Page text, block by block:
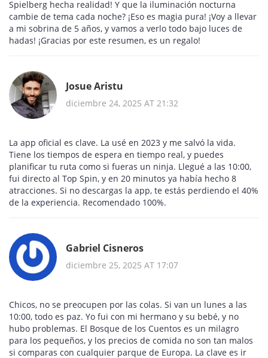
Spielberg hecha realidad! Y que la iluminación nocturna
cambie de tema cada noche? ¡Eso es magia pura! ¡Voy a llevar
a mi sobrina de 5 años, y vamos a verlo todo bajo luces de
hadas! ¡Gracias por este resumen, es un regalo!
Josue Aristu
diciembre 24, 2025 AT 21:32
La app oficial es clave. La usé en 2023 y me salvó la vida.
Tiene los tiempos de espera en tiempo real, y puedes
planificar tu ruta como si fueras un ninja. Llegué a las 10:00,
fui directo al Top Spin, y en 20 minutos ya había hecho 8
atracciones. Si no descargas la app, te estás perdiendo el 40%
de la experiencia. Recomendado 100%.
Gabriel Cisneros
diciembre 25, 2025 AT 17:07
Chicos, no se preocupen por las colas. Si van un lunes a las
10:00, todo es paz. Yo fui con mi hermano y su bebé, y no
hubo problemas. El Bosque de los Cuentos es un milagro
para los pequeños, y los precios de comida no son tan malos
si comparas con cualquier parque de Europa. La clave es ir